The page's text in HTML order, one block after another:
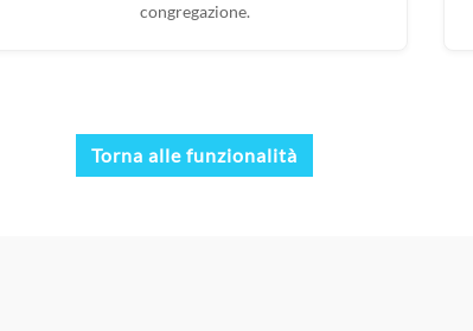
congregazione.
Torna alle funzionalità